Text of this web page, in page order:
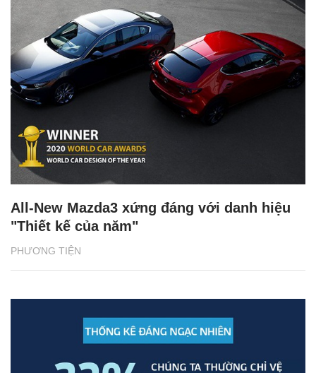
PHƯƠNG TIỆN
All-New Mazda3 xứng đáng với danh hiệu
"Thiết kế của năm"